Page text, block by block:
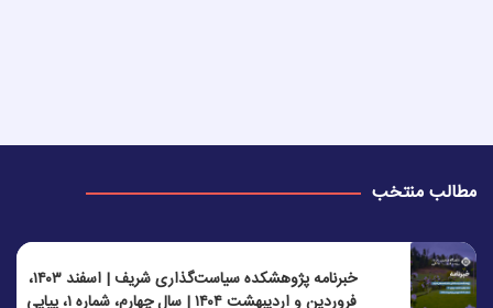
مطالب منتخب
خبرنامه پژوهشکده سیاست‌گذاری شریف | اسفند ۱۴۰۳،
فروردین و اردیبهشت ۱۴۰۴ | سال چهارم، شماره ۱، پیاپی